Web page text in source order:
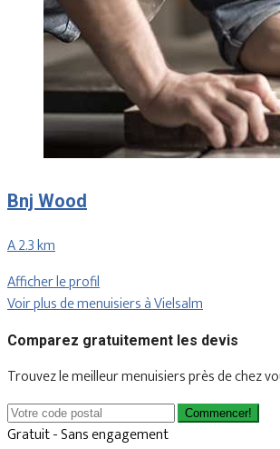
Bnj Wood
A 2.3 km
Afficher le profil
Voir plus de menuisiers à Vielsalm
Comparez gratuitement les devis
Trouvez le meilleur menuisiers près de chez
Commencer!
Gratuit - Sans engagement